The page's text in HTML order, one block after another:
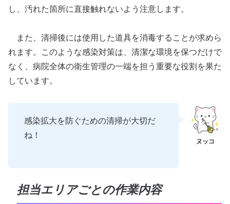
し、汚れた箇所に直接触れないよう注意します。
また、清掃後には使用した道具を消毒することが求めら
れます。このような感染対策は、清潔な環境を保つだけで
なく、病院全体の衛生管理の一端を担う重要な役割を果た
しています。
感染拡大を防ぐための清掃が大切だ
ね！
担当エリアごとの作業内容